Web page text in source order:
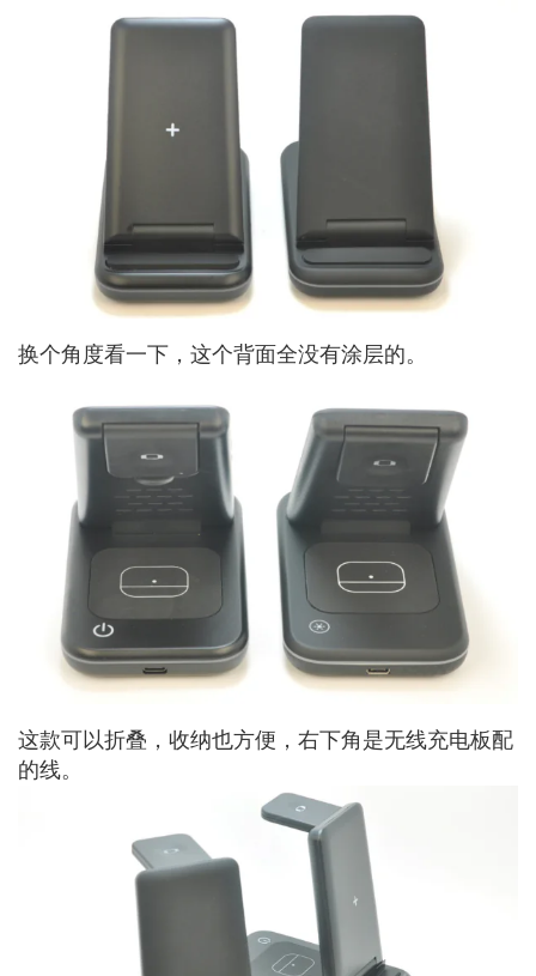
换个角度看一下，这个背面全没有涂层的。
这款可以折叠，收纳也方便，右下角是无线充电板配
的线。